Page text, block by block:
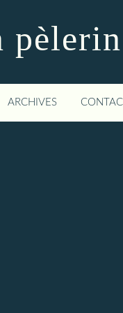
pèlerin
ARCHIVES